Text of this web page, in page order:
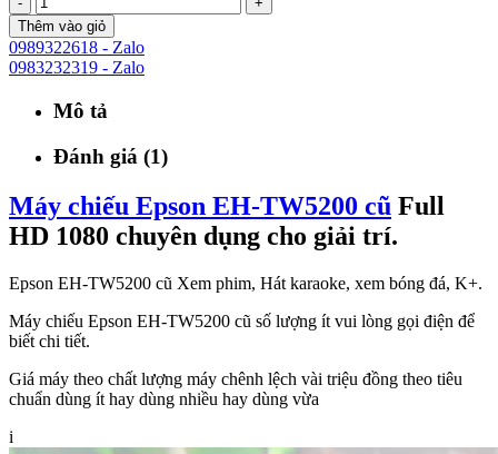
Thêm vào giỏ
0989322618 - Zalo
0983232319 - Zalo
Mô tả
Đánh giá (1)
Máy chiếu Epson EH-TW5200 cũ Full
HD 1080 chuyên dụng cho giải trí.
Epson EH-TW5200 cũ Xem phim, Hát karaoke, xem bóng đá, K+.
Máy chiếu Epson EH-TW5200 cũ số lượng ít vui lòng gọi điện để
biết chi tiết.
Giá máy theo chất lượng máy chênh lệch vài triệu đồng theo tiêu
chuẩn dùng ít hay dùng nhiều hay dùng vừa
i